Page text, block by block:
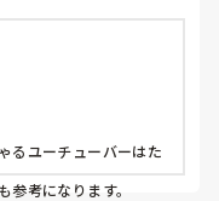
るユーチューバーはた
考になります。